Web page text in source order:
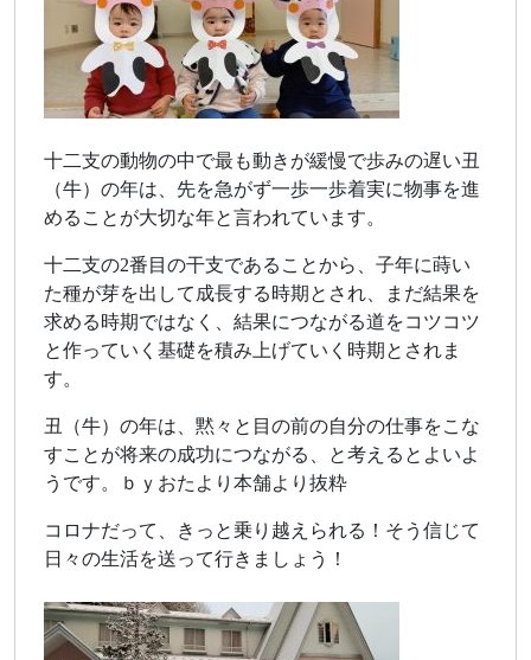
十二支の動物の中で最も動きが緩慢で歩みの遅い丑
（牛）の年は、先を急がず一歩一歩着実に物事を進
めることが大切な年と言われています。
十二支の2番目の干支であることから、子年に蒔い
た種が芽を出して成長する時期とされ、まだ結果を
求める時期ではなく、結果につながる道をコツコツ
と作っていく基礎を積み上げていく時期とされま
す。
丑（牛）の年は、黙々と目の前の自分の仕事をこな
すことが将来の成功につながる、と考えるとよいよ
うです。ｂｙおたより本舗より抜粋
コロナだって、きっと乗り越えられる！そう信じて
日々の生活を送って行きましょう！